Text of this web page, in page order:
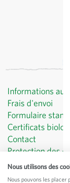
Informations au
Frais d'envoi
Formulaire
Certificats
Contact
Protection des
CGV
Mentions légales
Nous utilisons des
Nous pouvons les placer